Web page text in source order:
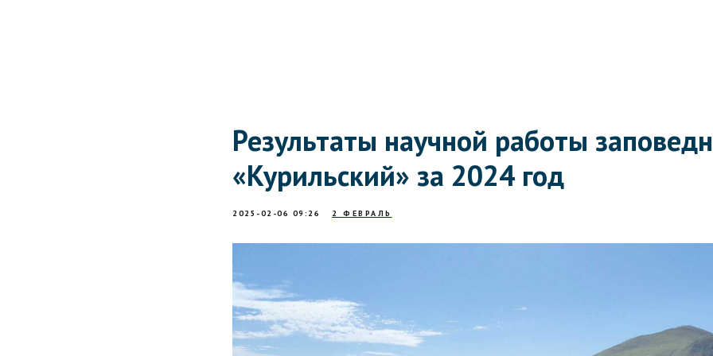
Результаты научной работы
«Курильский» за 2024 год
2025-02-06 09:26 2 ФЕВРАЛЬ